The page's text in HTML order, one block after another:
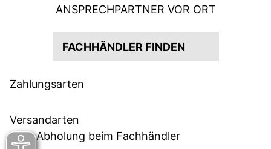
ANSPRECHPARTNER VOR ORT
FACHHÄNDLER FINDEN
Zahlungsarten
Versandarten
Abholung beim Fachhändler